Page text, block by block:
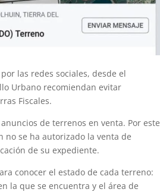
las redes sociales, desde el
Urbano recomiendan evitar
Fiscales.
de terrenos en venta. Por este
no se ha autorizado la venta de
de su expediente.
conocer el estado de cada terreno:
la que se encuentra y el área de